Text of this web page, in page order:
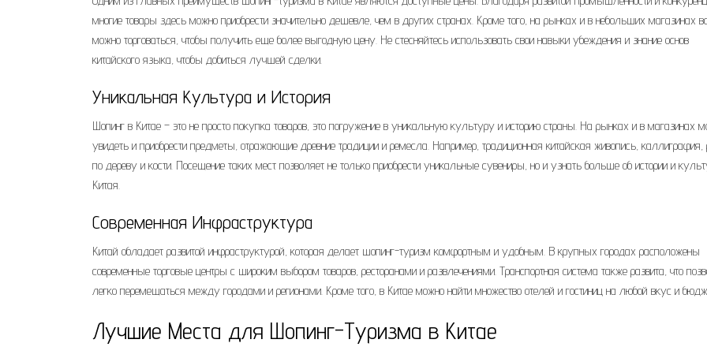
многие товары здесь можно приобрести значительно дешевле, чем в других странах. Кроме того, на рынках и в небольших магазинах
можно торговаться, чтобы получить еще более выгодную цену. Не стесняйтесь использовать свои навыки убеждения и знание основ
китайского языка, чтобы добиться лучшей сделки.
Уникальная Культура и История
Шопинг в Китае – это не просто покупка товаров, это погружение в уникальную культуру и историю страны. На рынках и в магазинах
увидеть и приобрести предметы, отражающие древние традиции и ремесла. Например, традиционная китайская живопись, каллиграфия,
по дереву и кости. Посещение таких мест позволяет не только приобрести уникальные сувениры, но и узнать больше об истории и
Китая.
Современная Инфраструктура
Китай обладает развитой инфраструктурой, которая делает шопинг-туризм комфортным и удобным. В крупных городах расположены
современные торговые центры с широким выбором товаров, ресторанами и развлечениями. Транспортная система также развита, что
легко перемещаться между городами и регионами. Кроме того, в Китае можно найти множество отелей и гостиниц на любой вкус и
Лучшие Места для Шопинг-Туризма в Китае